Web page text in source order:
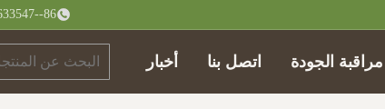
86--18662633547
مراقبة الجودة اتصل بنا أخبار